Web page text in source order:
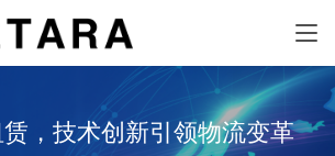
，技术创新引领物流变革